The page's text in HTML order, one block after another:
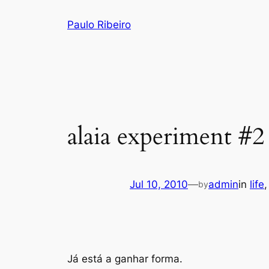
Paulo Ribeiro
alaia experiment #2
Jul 10, 2010—byadminin life,
Já está a ganhar forma.